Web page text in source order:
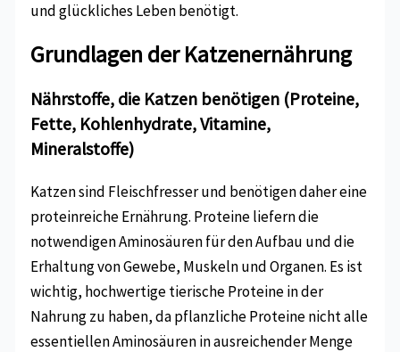
und glückliches Leben benötigt.
Grundlagen der Katzenernährung
Nährstoffe, die Katzen benötigen (Proteine,
Fette, Kohlenhydrate, Vitamine,
Mineralstoffe)
Katzen sind Fleischfresser und benötigen daher eine
proteinreiche Ernährung. Proteine liefern die
notwendigen Aminosäuren für den Aufbau und die
Erhaltung von Gewebe, Muskeln und Organen. Es ist
wichtig, hochwertige tierische Proteine in der
Nahrung zu haben, da pflanzliche Proteine nicht alle
essentiellen Aminosäuren in ausreichender Menge